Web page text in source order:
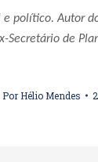
e político. Autor
Secretário de
PorHélio Mendes